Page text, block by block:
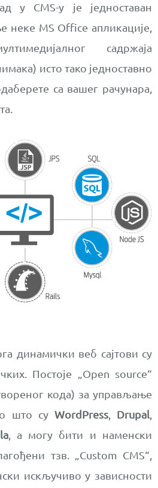
у CMS-у је једноставан
неке MS Office апликације,
садржаја
исто тако једноставно
са вашег рачунара,
динамички веб сајтови су
Постоје „Open source“
кода) за управљање
што су WordPress, Drupal
, а могу бити и наменски
тзв. „Custom CMS“,
искључиво у зависности